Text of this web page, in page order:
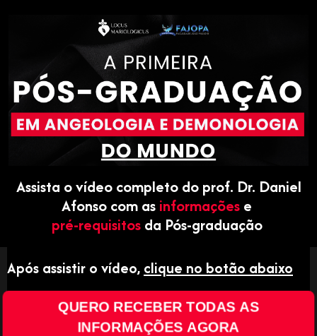
Assista o vídeo completo do prof. Dr. Daniel
Afonso com asinformaçõese
pré-requisitosda Pós-graduação
Após assistir o vídeo, clique no botão abaixo
QUERO RECEBER TODAS AS
INFORMAÇÕES AGORA